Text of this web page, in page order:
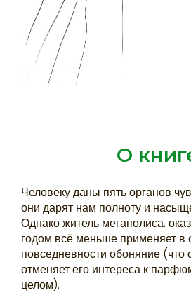
О
Человеку даны пять органов
они дарят нам полноту и
Однако житель мегаполиса,
годом всё меньше применяет в
повседневности обоняние
отменяет его интереса к
целом).